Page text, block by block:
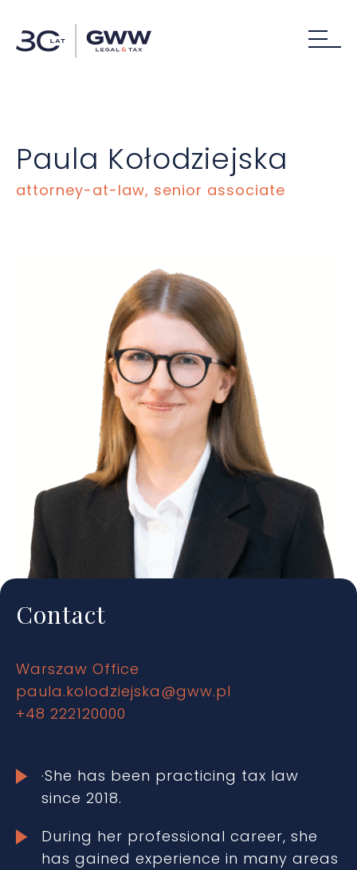
Paula Kołodziejska
attorney-at-law, senior associate
Contact
Warszaw Office
paula.kolodziejska@gww.pl
+48 222120000
·She has been practicing tax law
since 2018.
During her professional career, she
has gained experience in many areas